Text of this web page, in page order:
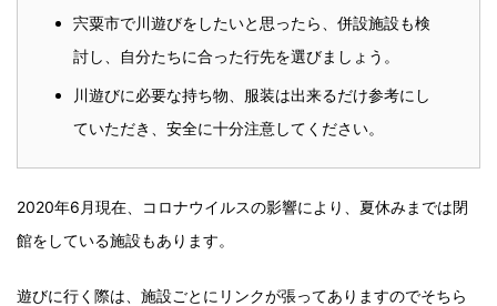
宍粟市で川遊びをしたいと思ったら、併設施設も検
討し、自分たちに合った行先を選びましょう。
川遊びに必要な持ち物、服装は出来るだけ参考にし
ていただき、安全に十分注意してください。
2020年6月現在、コロナウイルスの影響により、夏休みまでは閉
館をしている施設もあります。
遊びに行く際は、施設ごとにリンクが張ってありますのでそちら